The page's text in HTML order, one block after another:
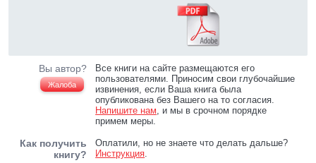
Вы автор?
Жалоба
Все книги на сайте размещаются его
пользователями. Приносим свои глубочайшие
извинения, если Ваша книга была
опубликована без Вашего на то согласия.
Напишите нам, и мы в срочном порядке
примем меры.
Как получить
книгу?
Оплатили, но не знаете что делать дальше?
Инструкция.